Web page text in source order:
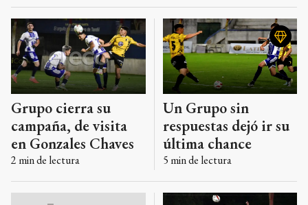
Grupo cierra su
campaña, de visita
en Gonzales Chaves
2 min de lectura
Un Grupo sin
respuestas dejó ir su
última chance
5 min de lectura